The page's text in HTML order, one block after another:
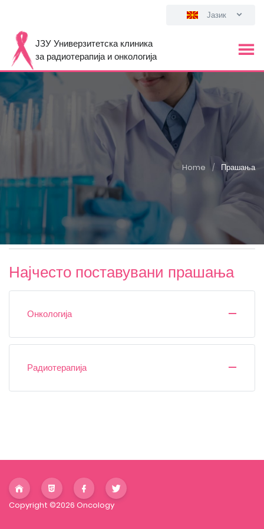
Јазик
ЈЗУ Универзитетска клиника
за радиотерапија и онкологија
Home / Прашања
Најчесто поставувани прашања
Онкологија
Радиотерапија
Copyright ©2026 Oncology